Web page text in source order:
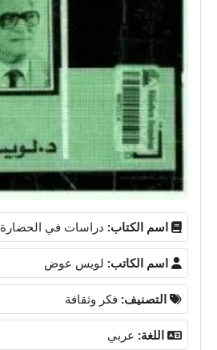
اسم الكتاب: دراسات في الحضارة
اسم الكاتب: لويس عوض
التصنيف: فكر وثقافة
اللغة: عربي